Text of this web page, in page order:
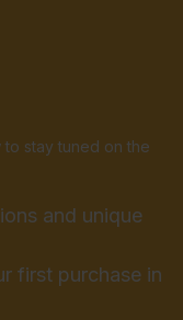
stay tuned on the
and unique
first purchase in